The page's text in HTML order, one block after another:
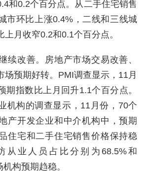
和0.2个百分点。从二手住宅销售
市环比上涨0.4%，二线和三线城
月收窄0.2和0.1个百分点。
续改善。房地产市场交易改善、
场预期好转。PMI调查显示，11月
期指数比上月回升1.1个百分点。
机构的调查显示，11月份，70个
产开发企业和中介机构中，预期
住宅和二手住宅销售价格保持稳
从业人员占比分别为68.5%和
构预期趋稳。